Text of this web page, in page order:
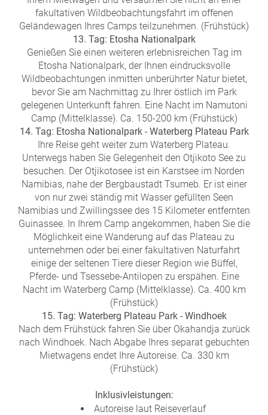
fakultativen Wildbeobachtungsfahrt im offenen
Geländewagen Ihres Camps teilzunehmen. (Frühstück)
13. Tag: Etosha Nationalpark
Genießen Sie einen weiteren erlebnisreichen Tag im
Etosha Nationalpark, der Ihnen eindrucksvolle
Wildbeobachtungen inmitten unberührter Natur bietet,
bevor Sie am Nachmittag zu Ihrer östlich im Park
gelegenen Unterkunft fahren. Eine Nacht im Namutoni
Camp (Mittelklasse). Ca. 150-200 km (Frühstück)
14. Tag: Etosha Nationalpark - Waterberg Plateau Park
Ihre Reise geht weiter zum Waterberg Plateau.
Unterwegs haben Sie Gelegenheit den Otjikoto See zu
besuchen. Der Otjikotosee ist ein Karstsee im Norden
Namibias, nahe der Bergbaustadt Tsumeb. Er ist einer
von nur zwei ständig mit Wasser gefüllten Seen
Namibias und Zwillingssee des 15 Kilometer entfernten
Guinassee. In Ihrem Camp angekommen, haben Sie die
Möglichkeit eine Wanderung auf das Plateau zu
unternehmen oder bei einer fakultativen Naturfahrt
einige der seltenen Tiere dieser Region wie Büffel,
Pferde- und Tsessebe-Antilopen zu erspähen. Eine
Nacht im Waterberg Camp (Mittelklasse). Ca. 400 km
(Frühstück)
15. Tag: Waterberg Plateau Park - Windhoek
Nach dem Frühstück fahren Sie über Okahandja zurück
nach Windhoek. Nach Abgabe Ihres separat gebuchten
Mietwagens endet Ihre Autoreise. Ca. 330 km
(Frühstück)
Inklusivleistungen:
Autoreise laut Reiseverlauf